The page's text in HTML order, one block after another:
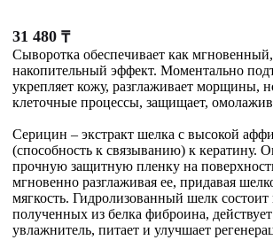
31 480 ₸
Сыворотка обеспечивает как
накопительный эффект. Моментально
укрепляет кожу, разглаживает морщины,
клеточные процессы, защищает,
Серицин – экстракт шелка с высокой
(способность к связыванию) к кератину.
прочную защитную пленку на
мгновенно разглаживая ее, придавая
мягкость. Гидролизованный шелк состоит
полученных из белка фиброина,
увлажнитель, питает и улучшает